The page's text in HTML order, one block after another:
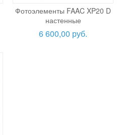
Фотоэлементы FAAC XP20 D
настенные
6 600,00 руб.